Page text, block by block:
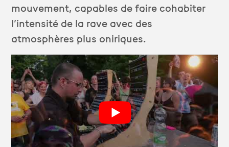
mouvement, capables de faire cohabiter
l’intensité de la rave avec des
atmosphères plus oniriques.